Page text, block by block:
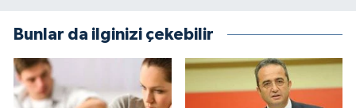
Bunlar da ilginizi çekebilir